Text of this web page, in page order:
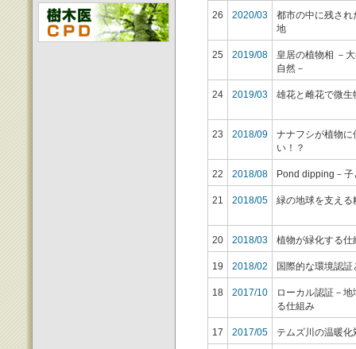
26 2020/03
都市の中に残さ
地
25 2019/08
皇居の植物相 －
自然－
24 2019/03 雄花と雌花で微
23 2018/09
ナナフシが植物
い！？
22 2018/08 Pond dipping－
21 2018/05 緑の地球を支える
20 2018/03 植物が緑化する仕
19 2018/02 国際的な環境認
18 2017/10
ローカル認証－
る仕組み
17 2017/05 テムズ川の温暖